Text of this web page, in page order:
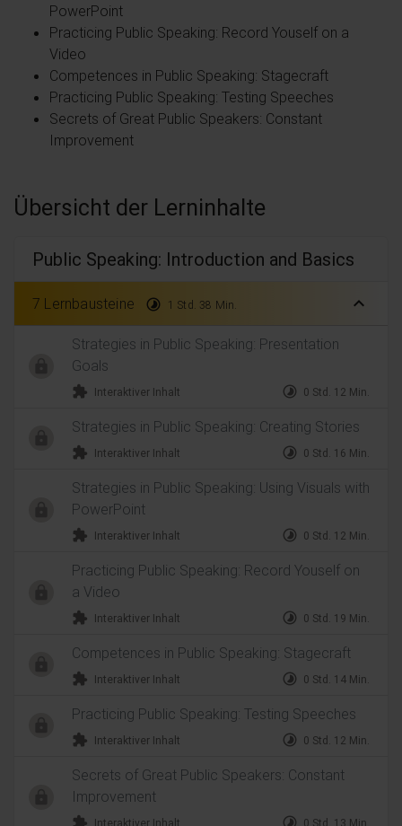
PowerPoint
Practicing Public Speaking: Record Youself on a
Video
Competences in Public Speaking: Stagecraft
Practicing Public Speaking: Testing Speeches
Secrets of Great Public Speakers: Constant
Improvement
Übersicht der Lerninhalte
Public Speaking: Introduction and Basics
7 Lernbausteine timelapse 1 Std. 38 Min. expand_less
Strategies in Public Speaking: Presentation
Goals
extension Interaktiver Inhalt timelapse 0 Std. 12 Min.
Strategies in Public Speaking: Creating Stories
extension Interaktiver Inhalt timelapse 0 Std. 16 Min.
Strategies in Public Speaking: Using Visuals with
PowerPoint
extension Interaktiver Inhalt timelapse 0 Std. 12 Min.
Practicing Public Speaking: Record Youself on
a Video
extension Interaktiver Inhalt timelapse 0 Std. 19 Min.
Competences in Public Speaking: Stagecraft
extension Interaktiver Inhalt timelapse 0 Std. 14 Min.
Practicing Public Speaking: Testing Speeches
extension Interaktiver Inhalt timelapse 0 Std. 12 Min.
Secrets of Great Public Speakers: Constant
Improvement
extension Interaktiver Inhalt timelapse 0 Std. 13 Min.